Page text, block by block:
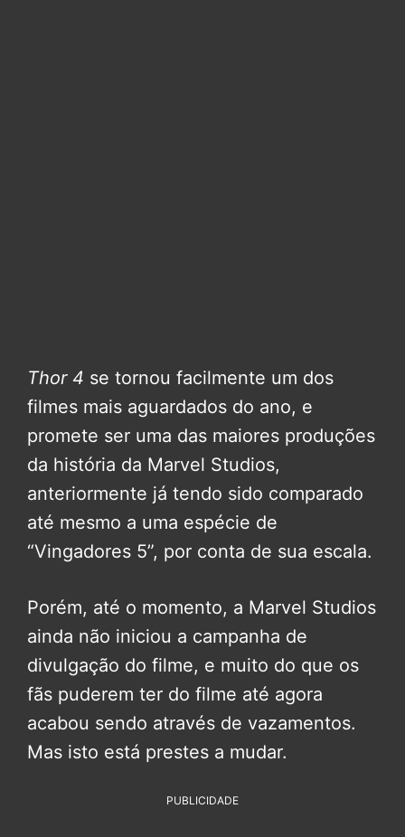
Thor 4 se tornou facilmente um dos
filmes mais aguardados do ano, e
promete ser uma das maiores produções
da história da Marvel Studios,
anteriormente já tendo sido comparado
até mesmo a uma espécie de
“Vingadores 5”, por conta de sua escala.
Porém, até o momento, a Marvel Studios
ainda não iniciou a campanha de
divulgação do filme, e muito do que os
fãs puderem ter do filme até agora
acabou sendo através de vazamentos.
Mas isto está prestes a mudar.
PUBLICIDADE